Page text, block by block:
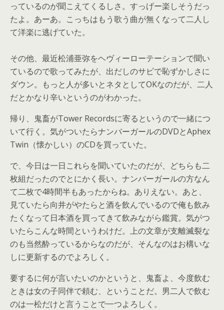
っているのが聞こえてくるしさ。すっげー楽しそうだっ
たよ。あーあ。こっちはもう歌う曲が無くなって二人し
て洋楽に逃げていた。
その他、最近松浦亜弥をヘヴィーローテーションで聞い
ているので歌ってみたが、出だしのサビで恥ずかしさに
ダウン。もっと人が多いとネタとしてOKなのだが、二人
だとかなり辛いというのがわかった。
帰り、鬼畜がTower Recordsに寄るというので一緒につ
いて行く。気がついたらナンバーガールのDVDとAphex
Twin（懐かしい）のCDを買っていた。
で、今日は一日これらを聞いていたのだが、どちらも二
枚組だったのでとにかく長い。ナンバーガールの方なん
て二枚で4時間半もあったからね。ありえない。あと、
見ていたら向井がやたらと酒を飲んでいるので俺も飲み
たくなって日本酒を買ってきて飲みながら鑑賞。気がつ
いたらこんな時間というわけだ。上の文章が支離滅裂な
のも当然酔っているからなのだが、そんなのはお構いな
しに更新するのでよろしく。
要するに何が言いたいのかというと、鬼畜よ、今度飲む
ときは女の子同伴で頼む、ということだ。男二人で飲む
のは一松だけと言うことで一つよろしく。